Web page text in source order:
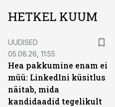
HETKEL KUUM
UUDISED
05.08.26, 11:55
Hea pakkumine enam ei
müü: LinkedIni küsitlus
näitab, mida
kandidaadid tegelikult